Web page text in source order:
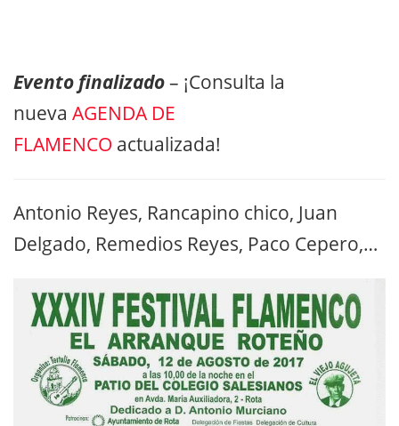
Evento finalizado– ¡Consulta la
nueva AGENDA DE
FLAMENCO actualizada!
Antonio Reyes, Rancapino chico, Juan
Delgado, Remedios Reyes, Paco Cepero,…